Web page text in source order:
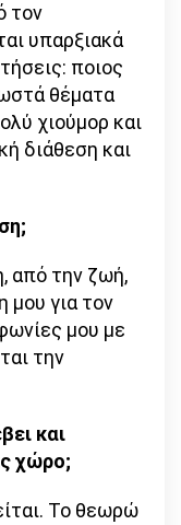
τον
υπαρξιακά
ποιος
θέματα
χιούμορ και
διάθεση και
από την ζωή,
μου για τον
μου με
την
και
χώρο;
Το θεωρώ